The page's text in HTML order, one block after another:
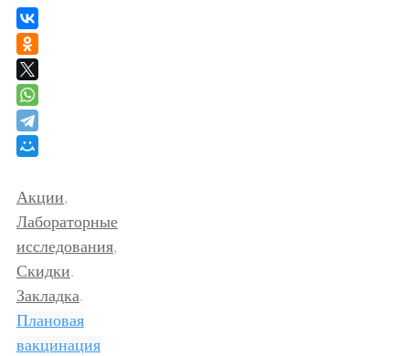
Акции,
Лабораторные
исследования,
Скидки.
Закладка.
Плановая
вакцинация